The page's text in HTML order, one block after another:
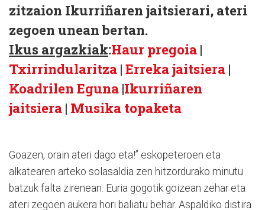
zitzaion Ikurriñaren jaitsierari, ateri
zegoen unean bertan.
Ikus argazkiak:Haur pregoia |
Txirrindularitza | Erreka jaitsiera |
Koadrilen Eguna |Ikurriñaren
jaitsiera | Musika topaketa
Goazen, orain ateri dago eta!” eskopeteroen eta
alkatearen arteko solasaldia zen hitzordurako minutu
batzuk falta zirenean. Euria gogotik goizean zehar eta
ateri zegoen aukera hori baliatu behar. Aspaldiko distira